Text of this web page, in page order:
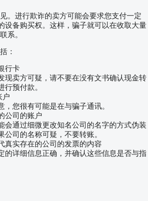
。进行欺诈的卖方可能会要求您支付一定
设备购买权。这样，骗子就可以在收取大量
系。
：
行卡
现卖方可疑，请不要在没有文书确认现金转
行预付款。
户
，您很有可能是在与骗子通讯。
公司的账户
会通过细微更改知名公司的名字的方式伪装
公司的名称可疑，不要转账。
真实存在的公司的发票的内容
的详细信息正确，并确认这些信息是否与指